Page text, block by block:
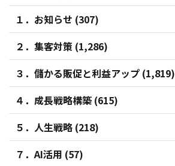
１．お知らせ (307)
２．集客対策 (1,286)
３．儲かる販促と利益アップ (1,819)
４．成長戦略構築 (615)
５．人生戦略 (218)
７．AI活用 (57)